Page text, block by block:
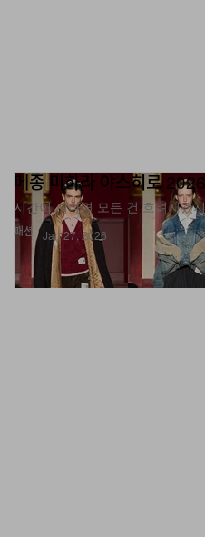
패션
메종 미하라 야스히로
시간이 지나면 모든 건 흐려지겠
Jan 27, 2026